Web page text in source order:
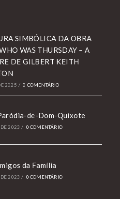
SIMBÓLICA DA OBRA
WAS THURSDAY – A
DE GILBERT KEITH
2025 / 0 COMENTÁRIO
de-Dom-Quixote
2023 / 0 COMENTÁRIO
da Família
2023 / 0 COMENTÁRIO